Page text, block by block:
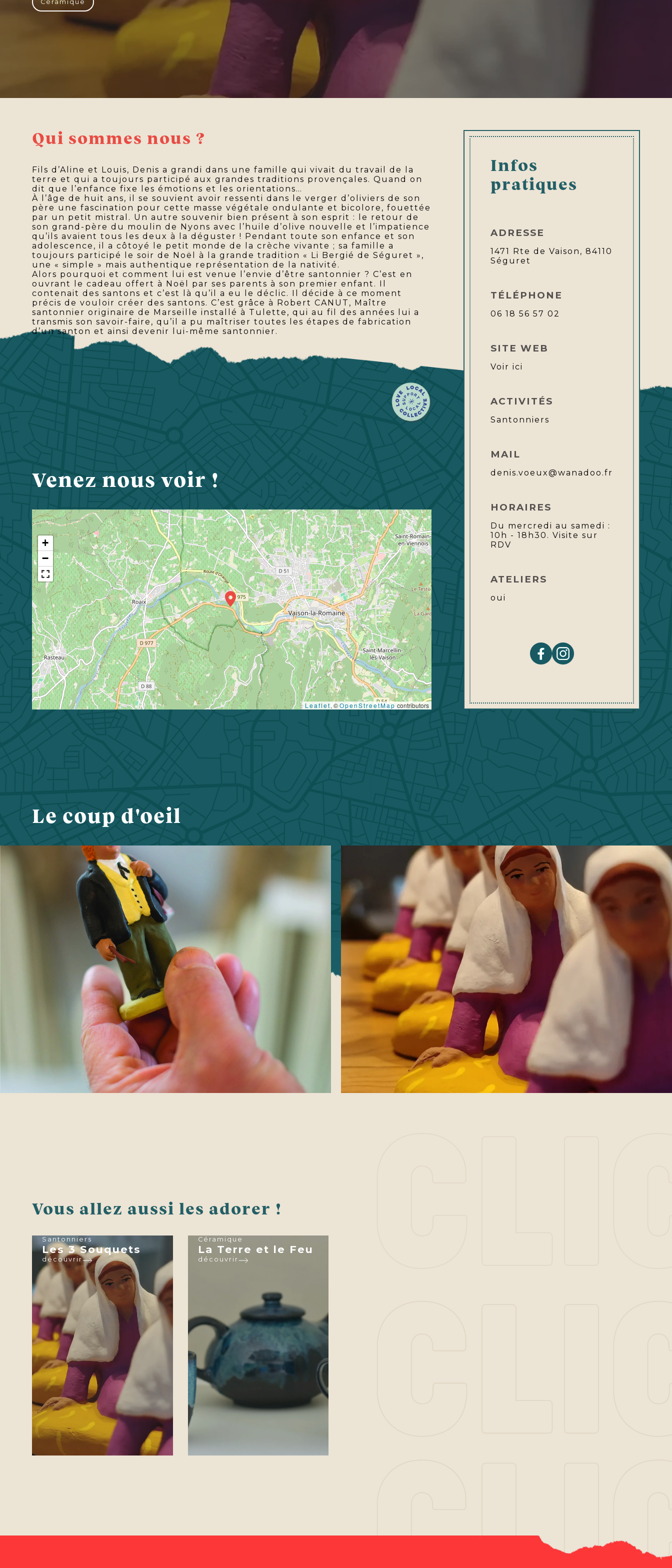
Céramique
Qui sommes nous ?
Fils d’Aline et Louis, Denis a grandi dans une famille qui vivait du travail de la
terre et qui a toujours participé aux grandes traditions provençales. Quand on
dit que l’enfance fixe les émotions et les orientations…
À l’âge de huit ans, il se souvient avoir ressenti dans le verger d’oliviers de son
père une fascination pour cette masse végétale ondulante et bicolore, fouettée
par un petit mistral. Un autre souvenir bien présent à son esprit : le retour de
son grand-père du moulin de Nyons avec l’huile d’olive nouvelle et l’impatience
qu’ils avaient tous les deux à la déguster ! Pendant toute son enfance et son
adolescence, il a côtoyé le petit monde de la crèche vivante ; sa famille a
toujours participé le soir de Noël à la grande tradition « Li Bergié de Séguret »,
une « simple » mais authentique représentation de la nativité.
Alors pourquoi et comment lui est venue l’envie d’être santonnier ? C’est en
ouvrant le cadeau offert à Noël par ses parents à son premier enfant. Il
contenait des santons et c’est là qu’il a eu le déclic. Il décide à ce moment
précis de vouloir créer des santons. C’est grâce à Robert CANUT, Maître
santonnier originaire de Marseille installé à Tulette, qui au fil des années lui a
transmis son savoir-faire, qu’il a pu maîtriser toutes les étapes de fabrication
d’un santon et ainsi devenir lui-même santonnier.
Venez nous voir !
+
−
Leaflet, ©OpenStreetMapcontributors
Infos
pratiques
ADRESSE
1471 Rte de Vaison, 84110
Séguret
TÉLÉPHONE
06 18 56 57 02
SITE WEB
Voir ici
ACTIVITÉS
Santonniers
MAIL
denis.voeux@wanadoo.fr
HORAIRES
Du mercredi au samedi :
10h - 18h30. Visite sur
RDV
ATELIERS
oui
Le coup d'oeil
Vous allez aussi les adorer !
Santonniers
Les 3 Souquets
découvrir
Céramique
La Terre et le Feu
découvrir